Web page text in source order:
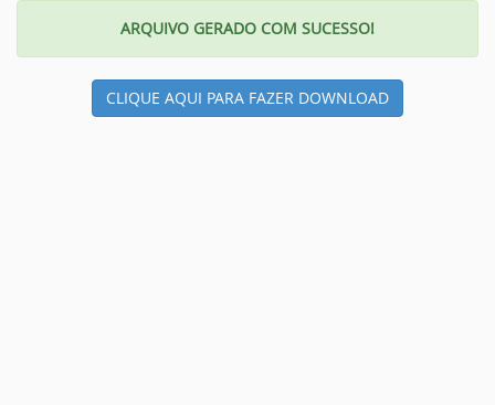
ARQUIVO GERADO COM SUCESSO!
CLIQUE AQUI PARA FAZER DOWNLOAD